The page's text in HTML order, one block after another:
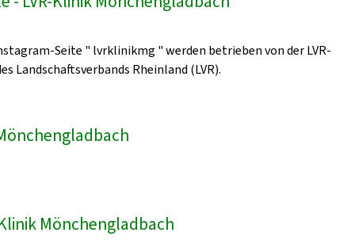
Seite " lvrklinikmg " werden betrieben von der LVR-
Landschaftsverbands Rheinland (LVR).
Mönchengladbach